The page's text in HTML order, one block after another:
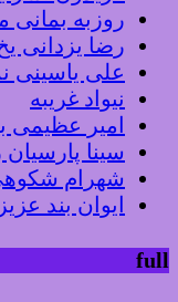
روزبه بمانی
رضا یزدانی
علی یاسینی
نیواد غریبه
امیر عظیمی
سینا
شهرام
ایوان بند
full